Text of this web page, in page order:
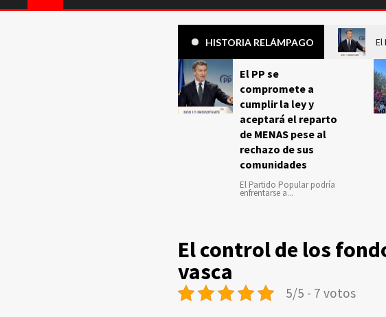
HISTORIA RELÁMPAGO El
El PP se
compromete a
cumplir la ley y
aceptará el reparto
de MENAS pese al
rechazo de sus
comunidades
El Partido Popular podría
enfrentarse a...
El control de los
vasca
5/5 - 7 votos